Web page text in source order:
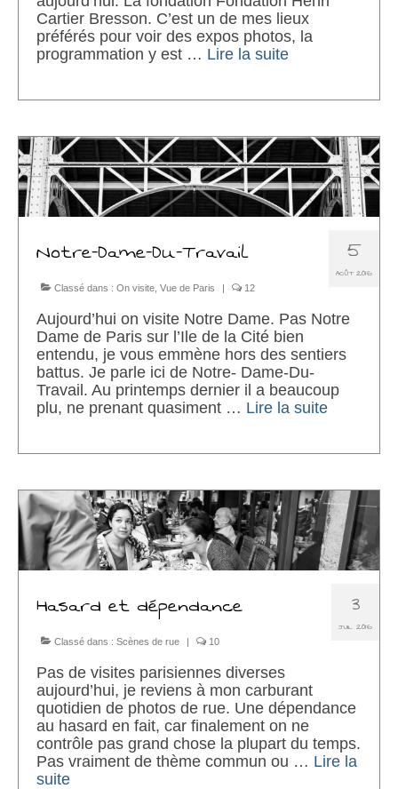
Cartier Bresson. C’est un de mes lieux
préférés pour voir des expos photos, la
programmation y est … Lire la suite­­
5
AOÛT 2016
Notre-Dame-Du-Travail
Classé dans : On visite Vue de Paris | 12
Aujourd’hui on visite Notre Dame. Pas Notre
Dame de Paris sur l’Ile de la Cité bien
entendu, je vous emmène hors des sentiers
battus. Je parle ici de Notre- Dame-Du-
Travail. Au printemps dernier il a beaucoup
plu, ne prenant quasiment … Lire la suite­­
3
JUIL 2016
Hasard et dépendance
Classé dans : Scènes de rue | 10
Pas de visites parisiennes diverses
aujourd’hui, je reviens à mon carburant
quotidien de photos de rue. Une dépendance
au hasard en fait, car finalement on ne
contrôle pas grand chose la plupart du temps.
Pas vraiment de thème commun ou … Lire la
suite­­